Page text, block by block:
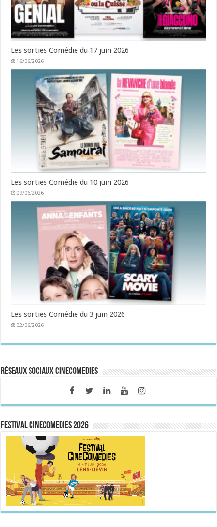
Les sorties Comédie du 17 juin 2026
16/06/2026
Les sorties Comédie du 10 juin 2026
09/06/2026
Les sorties Comédie du 3 juin 2026
02/06/2026
Réseaux sociaux CineComedies
FESTIVAL CINECOMEDIES 2026